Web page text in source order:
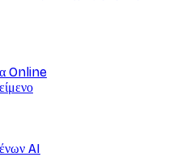
Online
AI